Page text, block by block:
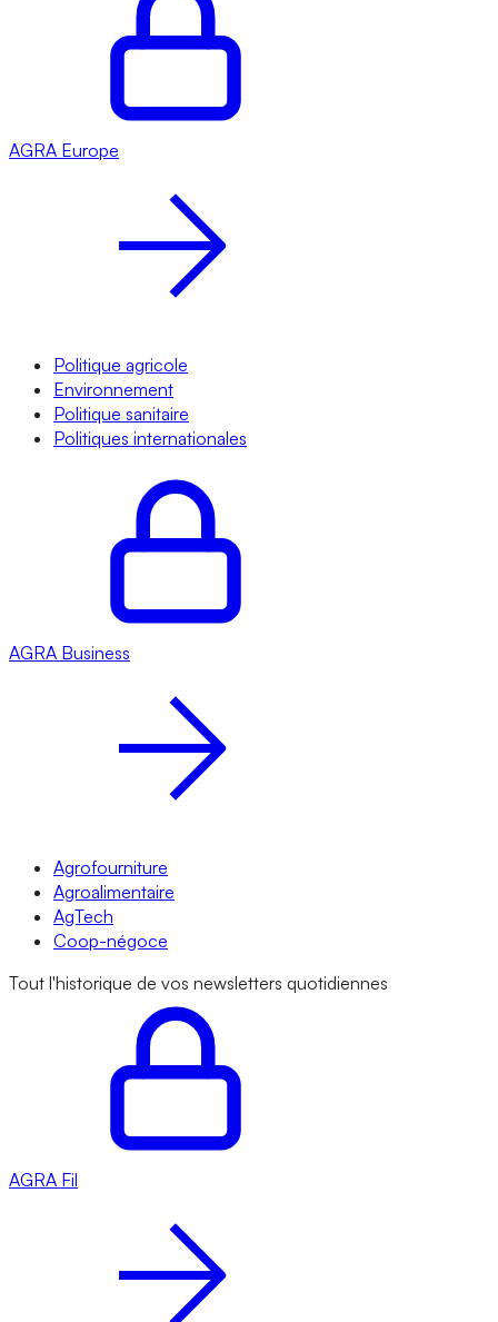
AGRA Europe
Politique agricole
Environnement
Politique sanitaire
Politiques internationales
AGRA Business
Agrofourniture
Agroalimentaire
AgTech
Coop-négoce
Tout l'historique de vos newsletters quotidiennes
AGRA Fil